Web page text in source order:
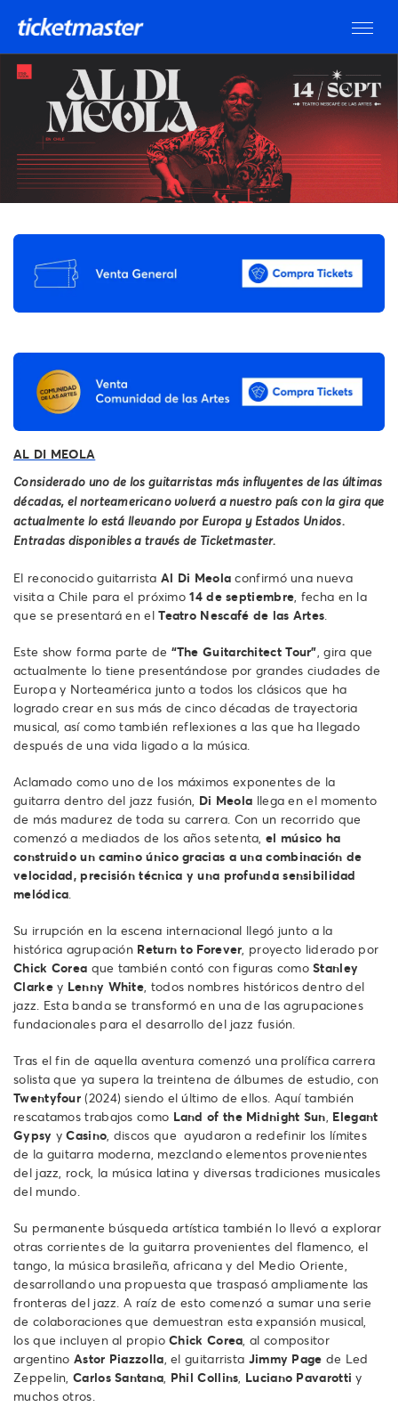
AL DI MEOLA
Considerado uno de los guitarristas más influyentes de las últimas
décadas, el norteamericano volverá a nuestro país con la gira que
actualmente lo está llevando por Europa y Estados Unidos.
Entradas disponibles a través de Ticketmaster.
El reconocido guitarrista Al Di Meola confirmó una nueva
visita a Chile para el próximo14 de septiembre, fecha en la
que se presentará en elTeatro Nescafé de las Artes.
Este show forma parte de “The Guitarchitect Tour”, gira que
actualmente lo tiene presentándose por grandes ciudades de
Europa y Norteamérica junto a todos los clásicos que ha
logrado crear en sus más de cinco décadas de trayectoria
musical, así como también reflexiones a las que ha llegado
después de una vida ligado a la música.
Aclamado como uno de los máximos exponentes de la
guitarra dentro del jazz fusión, Di Meola llega en el momento
de más madurez de toda su carrera. Con un recorrido que
comenzó a mediados de los años setenta,el músico ha
construido un camino único gracias a una combinación de
velocidad, precisión técnica y una profunda sensibilidad
melódica.
Su irrupción en la escena internacional llegó junto a la
histórica agrupación Return to Forever, proyecto liderado por
Chick Corea que también contó con figuras comoStanley
Clarkey Lenny White, todos nombres históricos dentro del
jazz. Esta banda se transformó en una de las agrupaciones
fundacionales para el desarrollo del jazz fusión.
Tras el fin de aquella aventura comenzó una prolífica carrera
solista que ya supera la treintena de álbumes de estudio, con
Twentyfour (2024) siendo el último de ellos. Aquí también
rescatamos trabajos como Land of the Midnight Sun, Elegant
Gypsy yCasino, discos que ayudaron a redefinir los límites
de la guitarra moderna, mezclando elementos provenientes
del jazz, rock, la música latina y diversas tradiciones musicales
del mundo.
Su permanente búsqueda artística también lo llevó a explorar
otras corrientes de la guitarra provenientes del flamenco, el
tango, la música brasileña, africana y del Medio Oriente,
desarrollando una propuesta que traspasó ampliamente las
fronteras del jazz. A raíz de esto comenzó a sumar una serie
de colaboraciones que demuestran esta expansión musical,
los que incluyen al propioChick Corea, al compositor
argentino Astor Piazzolla, el guitarrista Jimmy Page de Led
Zeppelin, Carlos Santana, Phil Collins, Luciano Pavarotti y
muchos otros.